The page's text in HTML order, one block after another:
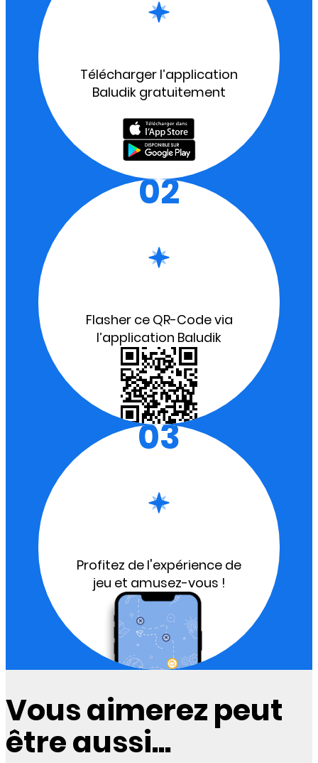
Télécharger l’application
Baludik gratuitement
02
Flasher ce QR-Code via
l’application Baludik
03
Profitez de l'expérience de
jeu et amusez-vous !
Vous aimerez peut
être aussi...